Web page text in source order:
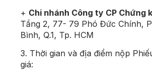
+ Chi nhánh Công ty CP Chứng
Tầng 2, 77- 79 Phó Đức Chính,
Bình, Q.1, Tp. HCM
3. Thời gian và địa điểm nộp
giá: